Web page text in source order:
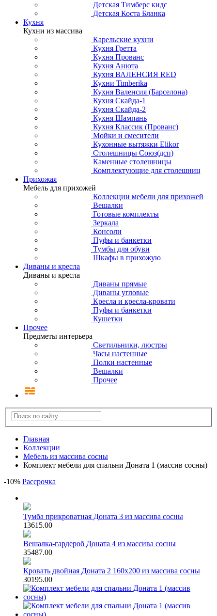
Детская Тимберс кидс
Детская Коста Бланка
Кухня
Кухни из массива
Карельские кухни
Кухня Гретта
Кухня Прованс
Кухня Анюта
Кухня ВАЛЕНСИЯ RED
Кухни Timberika
Кухня Валенсия (Барселона)
Кухня Скайда-1
Кухня Скайда-2
Кухня Шампань
Кухня Классик (Прованс)
Мойки и смесители
Кухонные вытяжки Elikor
Столешницы Союз(дсп)
Каменные столешницы
Комплектующие для столешниц
Прихожая
Мебель для прихожей
Коллекции мебели для прихожей
Вешалки
Готовые комплекты
Зеркала
Консоли
Пуфы и банкетки
Тумбы для обуви
Шкафы в прихожую
Диваны и кресла
Диваны и кресла
Диваны прямые
Диваны угловые
Кресла и кресла-кровати
Пуфы и банкетки
Кушетки
Прочее
Предметы интерьера
Светильники, люстры
Часы настенные
Полки настенные
Вешалки
Прочее
Главная
Коллекции
Мебель из массива сосны
Комплект мебели для спальни Доната 1 (массив сосны)
-10% Рассрочка
Тумба прикроватная Доната 3 из массива сосны
13615.00
Вешалка-гардероб Доната 4 из массива сосны
35487.00
Кровать двойная Доната 2 160х200 из массива сосны
30195.00